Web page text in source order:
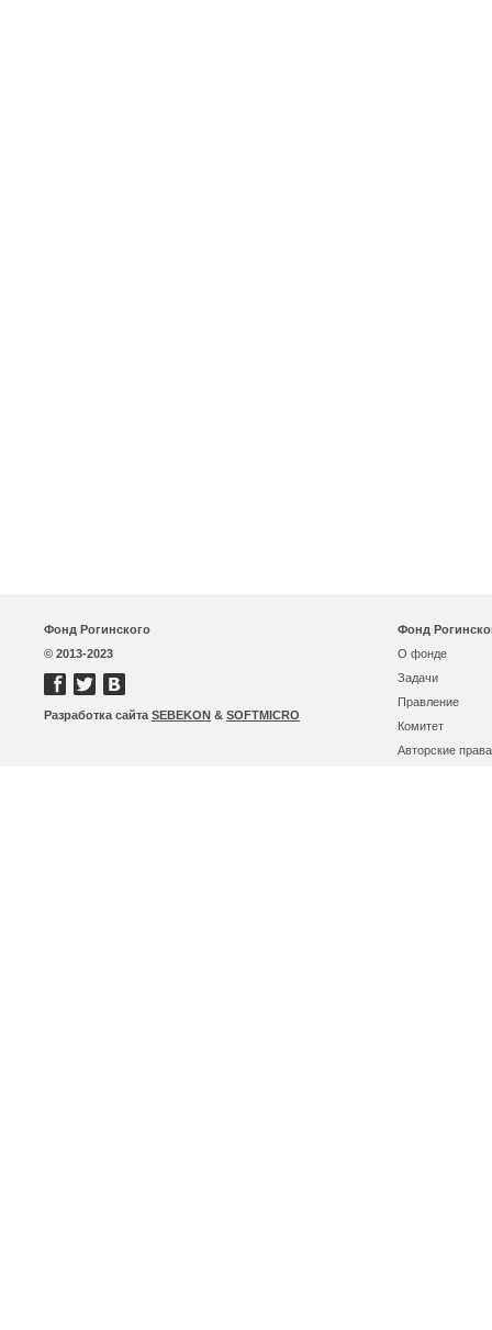
Фонд Рогинского
© 2013-2023
Разработка сайта SEBEKON & SOFTMICRO
Фонд
О фонде
Задачи
Правление
Комитет
Авторские права